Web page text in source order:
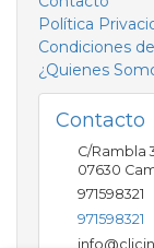
Política
Condiciones
¿Quienes
Contacto
C/Rambla
07630
971598321
971598321